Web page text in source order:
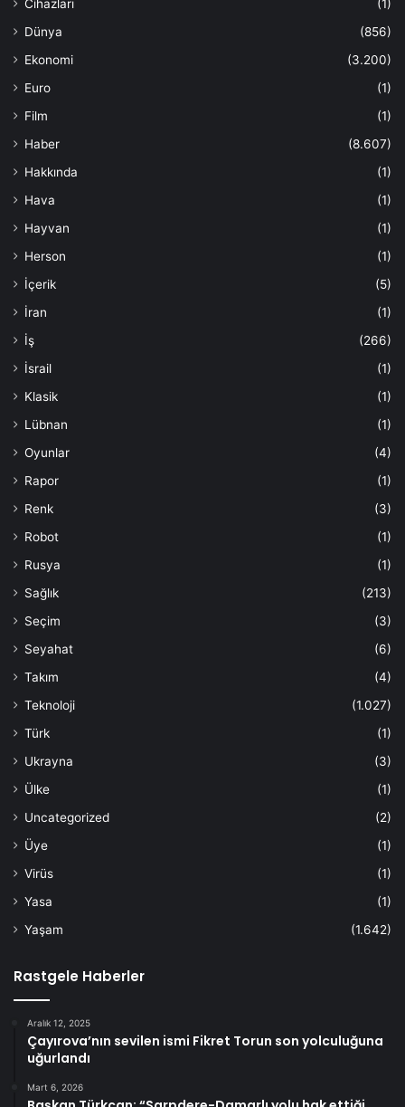
Cihazları
(1)
Dünya
(856)
Ekonomi
(3.200)
Euro
(1)
Film
(1)
Haber
(8.607)
Hakkında
(1)
Hava
(1)
Hayvan
(1)
Herson
(1)
İçerik
(5)
İran
(1)
İş
(266)
İsrail
(1)
Klasik
(1)
Lübnan
(1)
Oyunlar
(4)
Rapor
(1)
Renk
(3)
Robot
(1)
Rusya
(1)
Sağlık
(213)
Seçim
(3)
Seyahat
(6)
Takım
(4)
Teknoloji
(1.027)
Türk
(1)
Ukrayna
(3)
Ülke
(1)
Uncategorized
(2)
Üye
(1)
Virüs
(1)
Yasa
(1)
Yaşam
(1.642)
Rastgele Haberler
Aralık 12, 2025
Çayırova’nın sevilen ismi Fikret Torun son yolculuğuna
uğurlandı
Mart 6, 2026